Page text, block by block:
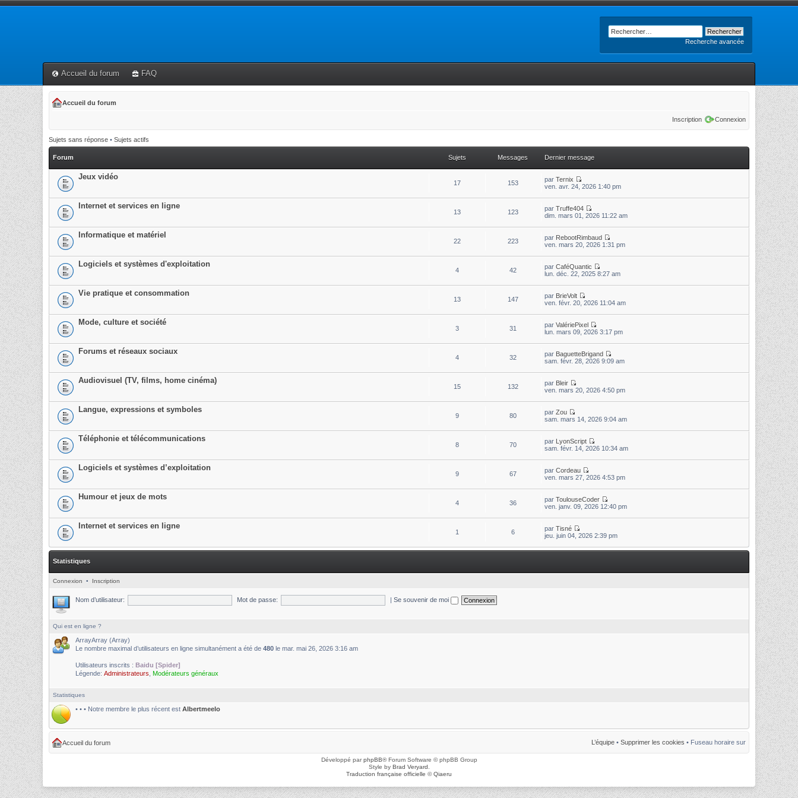
Recherche avancée
Accueil du forum FAQ
Accueil du forum
Inscription Connexion
Sujets sans réponse • Sujets actifs
Forum Sujets Messages Dernier message
Jeux vidéo
17 153 parTernix
ven. avr. 24, 2026 1:40 pm
Internet et services en ligne
13 123 parTruffe404
dim. mars 01, 2026 11:22 am
Informatique et matériel
22 223 par RebootRimbaud
ven. mars 20, 2026 1:31 pm
Logiciels et systèmes d'exploitation
4 42 parCaféQuantic
lun. déc. 22, 2025 8:27 am
Vie pratique et consommation
13 147 par BrieVolt
ven. févr. 20, 2026 11:04 am
Mode, culture et société
3 31 parValériePixel
lun. mars 09, 2026 3:17 pm
Forums et réseaux sociaux
4 32 par BaguetteBrigand
sam. févr. 28, 2026 9:09 am
Audiovisuel (TV, films, home cinéma)
15 132 par Bleir
ven. mars 20, 2026 4:50 pm
Langue, expressions et symboles
9 80 parZou
sam. mars 14, 2026 9:04 am
Téléphonie et télécommunications
8 70 par LyonScript
sam. févr. 14, 2026 10:34 am
Logiciels et systèmes d’exploitation
9 67 parCordeau
ven. mars 27, 2026 4:53 pm
Humour et jeux de mots
4 36 parToulouseCoder
ven. janv. 09, 2026 12:40 pm
Internet et services en ligne
1 6 parTisné
jeu. juin 04, 2026 2:39 pm
Statistiques
Connexion • Inscription
Nom d’utilisateur: Mot de passe: |Se souvenir de moi
Qui est en ligne ?
ArrayArray (Array)
Le nombre maximal d’utilisateurs en ligne simultanément a été de 480 le mar. mai 26, 2026 3:16 am
Utilisateurs inscrits : Baidu [Spider]
Légende: Administrateurs Modérateurs généraux
Statistiques
• • • Notre membre le plus récent est Albertmeelo
Accueil du forum L’équipe • Supprimer les cookies • Fuseau horaire sur
Développé parphpBB® Forum Software © phpBB Group
Style by Brad Veryard
Traduction française officielle ©Qiaeru